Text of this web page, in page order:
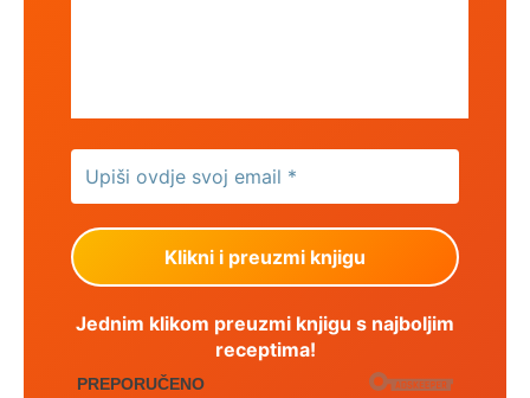
Jednim klikom preuzmi knjigu s najboljim
receptima!